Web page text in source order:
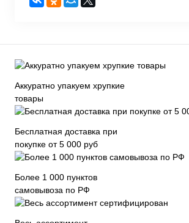
Аккуратно упакуем хрупкие
товары
Бесплатная доставка при
покупке от 5 000 руб
Более 1 000 пунктов
самовывоза по РФ